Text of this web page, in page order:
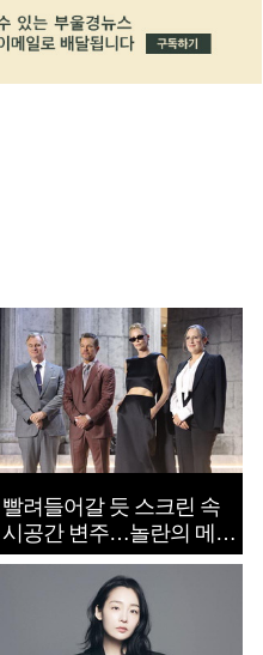
빨려들어갈 듯 스크린 속
시공간 변주…놀란의 메시
지는 ‘전쟁 속죄’